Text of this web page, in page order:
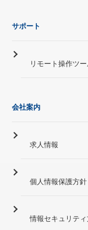
サポート
リモート操作ツ
会社案内
求人情報
個人情報保護方針
情報セキュリテ